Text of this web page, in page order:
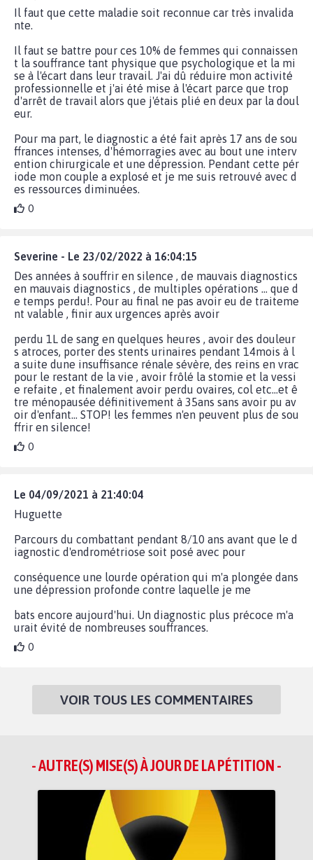
Il faut que cette maladie soit reconnue car très invalida
nte.
Il faut se battre pour ces 10% de femmes qui connaissen
t la souffrance tant physique que psychologique et la mi
se à l'écart dans leur travail. J'ai dû réduire mon activité
professionnelle et j'ai été mise à l'écart parce que trop
d'arrêt de travail alors que j'étais plié en deux par la doul
eur.
Pour ma part, le diagnostic a été fait après 17 ans de sou
ffrances intenses, d'hémorragies avec au bout une interv
ention chirurgicale et une dépression. Pendant cette pér
iode mon couple a explosé et je me suis retrouvé avec d
es ressources diminuées.
0
Severine - Le 23/02/2022 à 16:04:15
Des années à souffrir en silence , de mauvais diagnostics
en mauvais diagnostics , de multiples opérations ... que d
e temps perdu!. Pour au final ne pas avoir eu de traiteme
nt valable , finir aux urgences après avoir
perdu 1L de sang en quelques heures , avoir des douleur
s atroces, porter des stents urinaires pendant 14mois à l
a suite dune insuffisance rénale sévère, des reins en vrac
pour le restant de la vie , avoir frôlé la stomie et la vessi
e refaite , et finalement avoir perdu ovaires, col etc...et ê
tre ménopausée définitivement à 35ans sans avoir pu av
oir d'enfant... STOP! les femmes n'en peuvent plus de sou
ffrir en silence!
0
Le 04/09/2021 à 21:40:04
Huguette
Parcours du combattant pendant 8/10 ans avant que le d
iagnostic d'endrométriose soit posé avec pour
conséquence une lourde opération qui m'a plongée dans
une dépression profonde contre laquelle je me
bats encore aujourd'hui. Un diagnostic plus précoce m'a
urait évité de nombreuses souffrances.
0
VOIR TOUS LES COMMENTAIRES
- AUTRE(S) MISE(S) À JOUR DE LA PÉTITION -